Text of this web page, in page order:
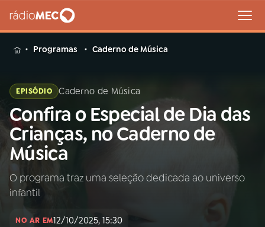
MENU
Buscar
na
Rádio
MEC
Buscar
Início AO VIVO
INÍCIO
Programas Caderno de Música
EPISÓDIO Caderno de Música
Confira o Especial de Dia das
Crianças, no Caderno de
Música
O programa traz uma seleção dedicada ao universo
infantil
NO AR EM12/10/2025, 15:30